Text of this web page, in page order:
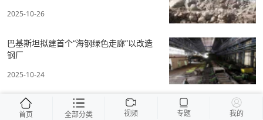
2025-10-26
巴基斯坦拟建首个“海钢绿色走廊”以改造
钢厂
2025-10-24
首页 全部分类 视频 专题 我的